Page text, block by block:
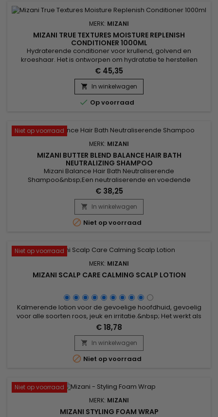
MERK: MIZANI
MIZANI TRUE TEXTURES MOISTURE REPLENISH
CONDITIONER 1000ML
Hydraterende conditioner voor krullend, golvend en
kroeshaar. Het is ontworpen om hydratatie te herstellen
terwijl de hanteerbaarheid en elasticiteit van het haar
verbeterd worden. Geformuleerd met kokosolie en olijfolie,
bekend om hun hydraterende en voedende eigenschappen,
die het haar sterker en beter gevoed maken.&nbsp; Mizani
Moisture Replenish...
€ 45,35
 In winkelwagen
 Op voorraad
Niet op voorraad
MERK: MIZANI
MIZANI BUTTER BLEND BALANCE HAIR BATH
NEUTRALIZING SHAMPOO
Mizani Balance Hair Bath Neutraliserende
Shampoo&nbsp;Een neutraliserende en voedende
shampoo met een roze indicator, die de resterende
ontkrullingsresten toont die gereinigd moeten worden.
&nbsp; De samenstelling uit honing in combinatie met
proteïnes zorgt voor een verbeterde hydratatie. &nbsp; Het
herstelt het natuurlijke pH-evenwicht en verwijdert...
€ 38,25
 In winkelwagen
 Niet op voorraad
Niet op voorraad
MERK: MIZANI
MIZANI SCALP CARE CALMING SCALP LOTION
Kalmerende lotion voor de gevoelige hoofdhuid, gevoelig
voor alle soorten roos, jeuk en irritatie.&nbsp; Het werkt als
een geruststellende balsem die hydrateert en kalmeert en
roos helpt elimineren.&nbsp; Mizani Scalp Care Calming
Scalp Lotion is samengesteld met Muntolie en stimuleert de
bloedsomloop en biedt een gevoel van revitaliserende
frisheid....
€ 18,78
 In winkelwagen
 Niet op voorraad
Niet op voorraad
MERK: MIZANI
MIZANI STYLING FOAM WRAP